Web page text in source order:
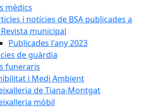
mèdics
i notícies de BSA publicades a
municipal
Publicades l'any 2023
de guàrdia
funeraris
i Medi Ambient
de Tiana-Montgat
mòbil